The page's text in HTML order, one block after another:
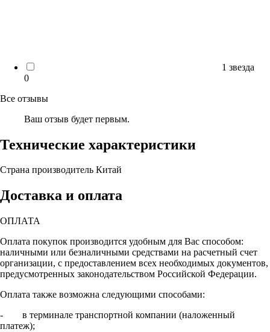
1 звезда
0
Все отзывы
Ваш отзыв будет первым.
Технические характеристики
Страна производитель Китай
Доставка и оплата
ОПЛАТА
Оплата покупок производится удобным для Вас способом:
наличными или безналичными средствами на расчетный счет
организации, с предоставлением всех необходимых документов,
предусмотренных законодательством Российской Федерации.
Оплата также возможна следующими способами:
- в терминале транспортной компании (наложенный
платеж);